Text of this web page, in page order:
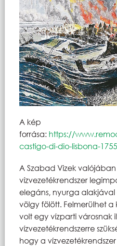
A kép
forrása: https://
castigo-di-dio-lisbona-
A Szabad Vizek valójában
vízvezetékrendszer
elegáns, nyurga
völgy fölött. Felmerülhet a
volt egy vízparti városnak
vízvezetékrendszerre
hogy a